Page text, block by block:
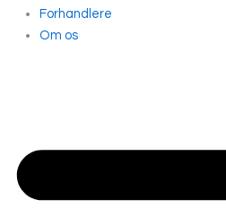
Forhandlere
Om os